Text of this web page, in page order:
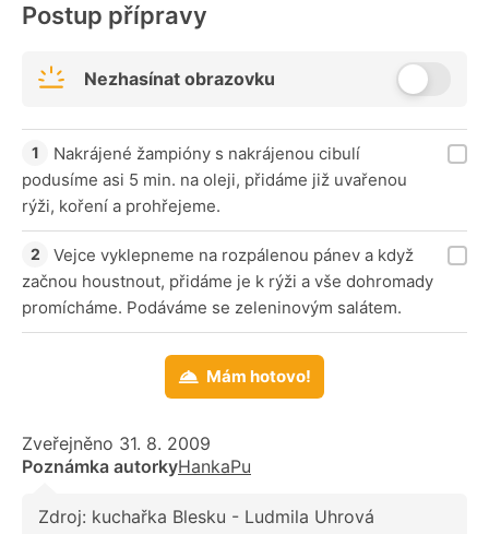
Postup přípravy
Nezhasínat obrazovku
Nakrájené žampióny s nakrájenou cibulí
podusíme asi 5 min. na oleji, přidáme již uvařenou
rýži, koření a prohřejeme.
Vejce vyklepneme na rozpálenou pánev a když
začnou houstnout, přidáme je k rýži a vše dohromady
promícháme. Podáváme se zeleninovým salátem.
Mám hotovo!
Zveřejněno 31. 8. 2009
Poznámka autorkyHankaPu
Zdroj: kuchařka Blesku - Ludmila Uhrová